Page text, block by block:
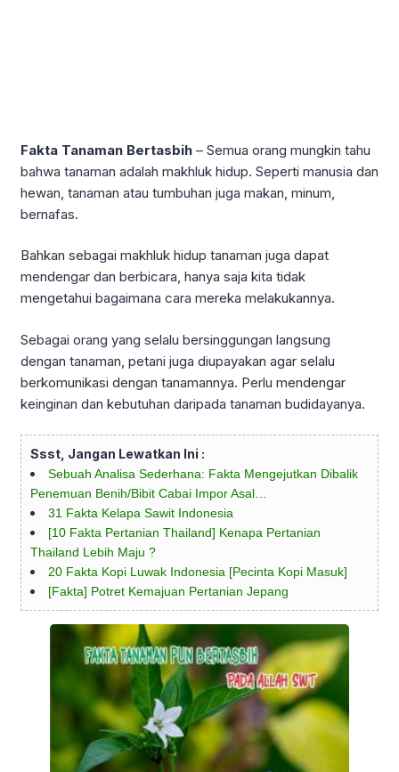
Fakta Tanaman Bertasbih – Semua orang mungkin tahu
bahwa tanaman adalah makhluk hidup. Seperti manusia dan
hewan, tanaman atau tumbuhan juga makan, minum,
bernafas.
Bahkan sebagai makhluk hidup tanaman juga dapat
mendengar dan berbicara, hanya saja kita tidak
mengetahui bagaimana cara mereka melakukannya.
Sebagai orang yang selalu bersinggungan langsung
dengan tanaman, petani juga diupayakan agar selalu
berkomunikasi dengan tanamannya. Perlu mendengar
keinginan dan kebutuhan daripada tanaman budidayanya.
Ssst, Jangan Lewatkan Ini :
Sebuah Analisa Sederhana: Fakta Mengejutkan Dibalik
Penemuan Benih/Bibit Cabai Impor Asal…
31 Fakta Kelapa Sawit Indonesia
[10 Fakta Pertanian Thailand] Kenapa Pertanian
Thailand Lebih Maju ?
20 Fakta Kopi Luwak Indonesia [Pecinta Kopi Masuk]
[Fakta] Potret Kemajuan Pertanian Jepang